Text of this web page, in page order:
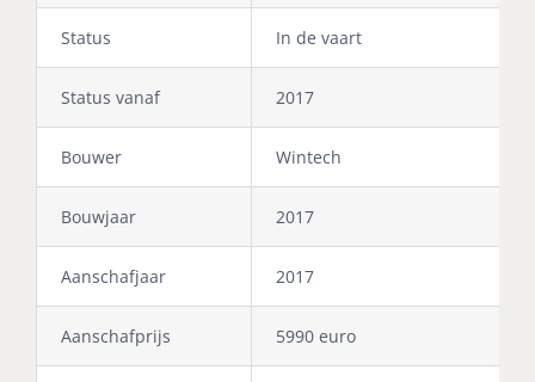
Status In de vaart
Status vanaf 2017
Bouwer Wintech
Bouwjaar 2017
Aanschafjaar 2017
Aanschafprijs 5990 euro